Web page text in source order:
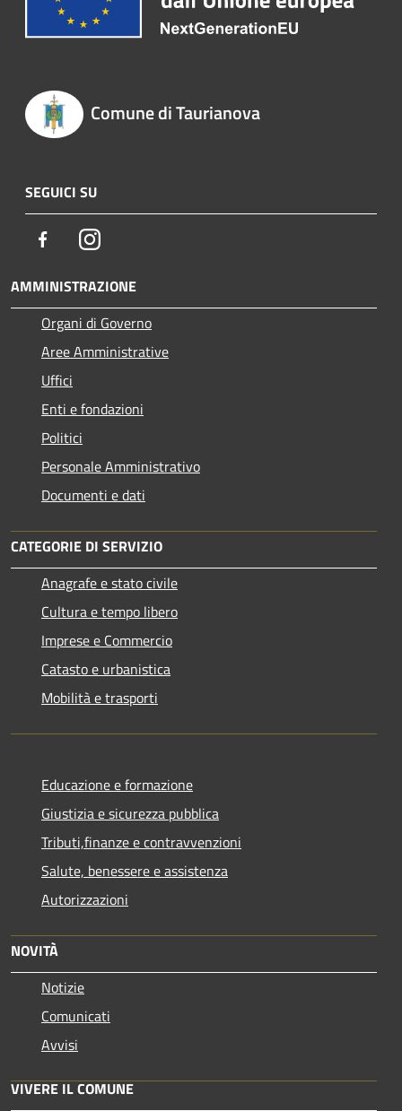
Comune di Taurianova
SEGUICI SU
FacebookInstagram
AMMINISTRAZIONE
Organi di Governo
Aree Amministrative
Uffici
Enti e fondazioni
Politici
Personale Amministrativo
Documenti e dati
CATEGORIE DI SERVIZIO
Anagrafe e stato civile
Cultura e tempo libero
Imprese e Commercio
Catasto e urbanistica
Mobilità e trasporti
Educazione e formazione
Giustizia e sicurezza pubblica
Tributi,finanze e contravvenzioni
Salute, benessere e assistenza
Autorizzazioni
NOVITÀ
Notizie
Comunicati
Avvisi
VIVERE IL COMUNE